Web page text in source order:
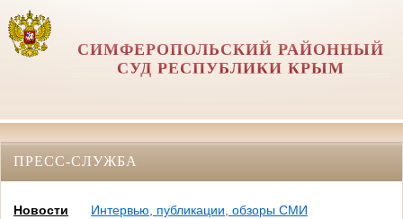
СИМФЕРОПОЛЬСКИЙ РАЙОННЫЙ
СУД РЕСПУБЛИКИ КРЫМ
ПРЕСС-СЛУЖБА
Новости
Интервью, публикации, обзоры СМИ